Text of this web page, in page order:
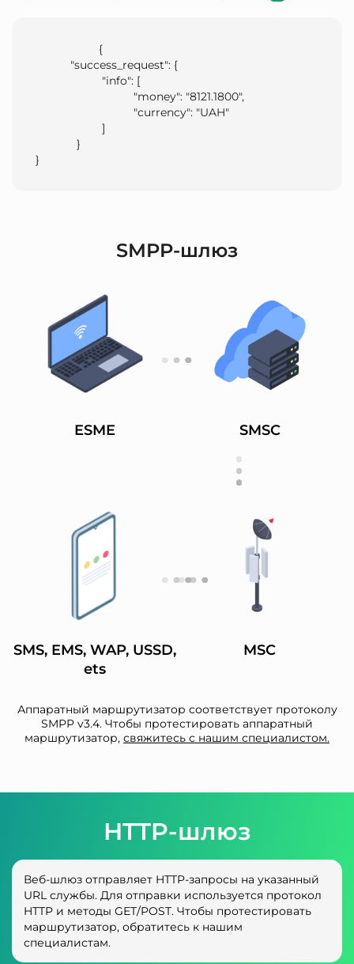
                    {
           "success_request": {
                     "info": [
                               "money": "8121.1800",
                               "currency": "UAH"
                     ]
             }
}
SMPP-шлюз
ESME SMSC
MSC
SMS, EMS, WAP, USSD,
ets
Аппаратный маршрутизатор соответствует протоколу
SMPP v3.4. Чтобы протестировать аппаратный
маршрутизатор, свяжитесь с нашим специалистом.
HTTP-шлюз
Веб-шлюз отправляет HTTP-запросы на указанный
URL службы. Для отправки используется протокол
HTTP и методы GET/POST. Чтобы протестировать
маршрутизатор, обратитесь к нашим
специалистам.